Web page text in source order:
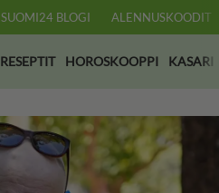
SUOMI24 BLOGI ALENNUSKOODIT
RESEPTIT HOROSKOOPPI KASARI